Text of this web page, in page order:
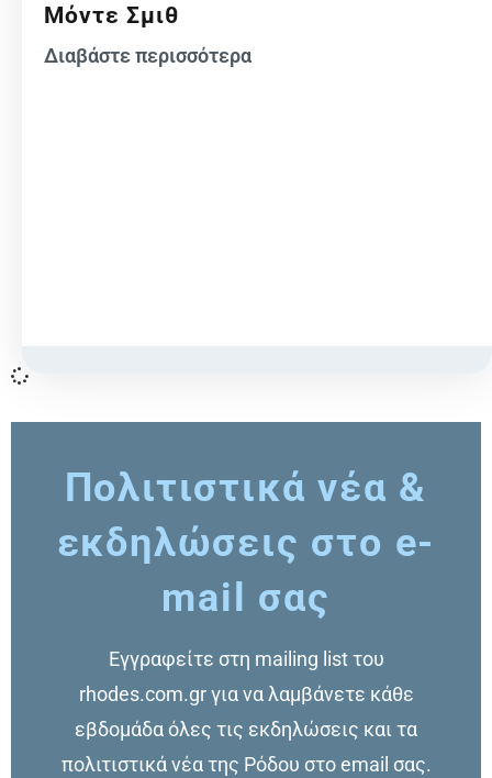
Μόντε Σμιθ
Διαβάστε περισσότερα
Πολιτιστικά νέα &
εκδηλώσεις στο e-
mail σας
Εγγραφείτε στη mailing list του
rhodes.com.gr για να λαμβάνετε κάθε
εβδομάδα όλες τις εκδηλώσεις και τα
πολιτιστικά νέα της Ρόδου στο email σας.